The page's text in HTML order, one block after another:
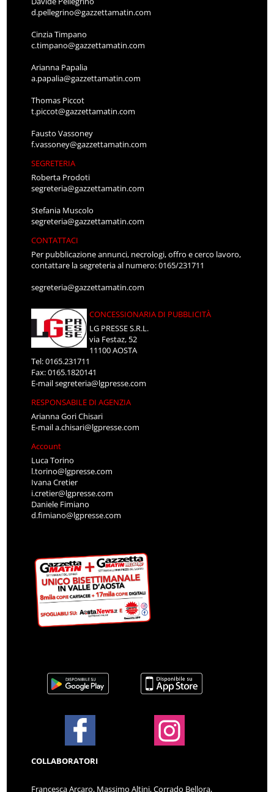
d.pellegrino@gazzettamatin.com
Cinzia Timpano
c.timpano@gazzettamatin.com
Arianna Papalia
a.papalia@gazzettamatin.com
Thomas Piccot
t.piccot@gazzettamatin.com
Fausto Vassoney
f.vassoney@gazzettamatin.com
SEGRETERIA
Roberta Prodoti
segreteria@gazzettamatin.com
Stefania Muscolo
segreteria@gazzettamatin.com
CONTATTACI
Per pubblicazione annunci, necrologi, offro e cerco lavoro,
contattare la segreteria al numero: 0165/231711
segreteria@gazzettamatin.com
CONCESSIONARIA DI PUBBLICITÀ
LG PRESSE S.R.L.
via Festaz, 52
11100 AOSTA
Tel: 0165.231711
Fax: 0165.1820141
E-mailsegreteria@lgpresse.com
RESPONSABILE DI AGENZIA
Arianna Gori Chisari
E-maila.chisari@lgpresse.com
Account
Luca Torino
l.torino@lgpresse.com
Ivana Cretier
i.cretier@lgpresse.com
Daniele Fimiano
d.fimiano@lgpresse.com
COLLABORATORI
Francesca Arcaro, Massimo Altini, Corrado Bellora,